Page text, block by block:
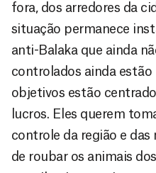
fora, dos arredores da
situação permanece
anti-Balaka que ainda
controlados ainda
objetivos estão
lucros. Eles querem
controle da região e das
de roubar os animais